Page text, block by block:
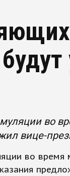
во
вице-
во время